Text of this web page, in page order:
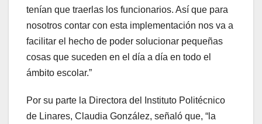
tenían que traerlas los funcionarios. Así que para
nosotros contar con esta implementación nos va a
facilitar el hecho de poder solucionar pequeñas
cosas que suceden en el día a día en todo el
ámbito escolar.”
Por su parte la Directora del Instituto Politécnico
de Linares, Claudia González, señaló que, “la